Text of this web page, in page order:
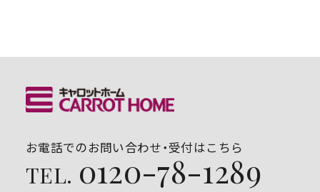
お電話でのお問い合わせ・受付はこちら
TEL. 0120-78-1289